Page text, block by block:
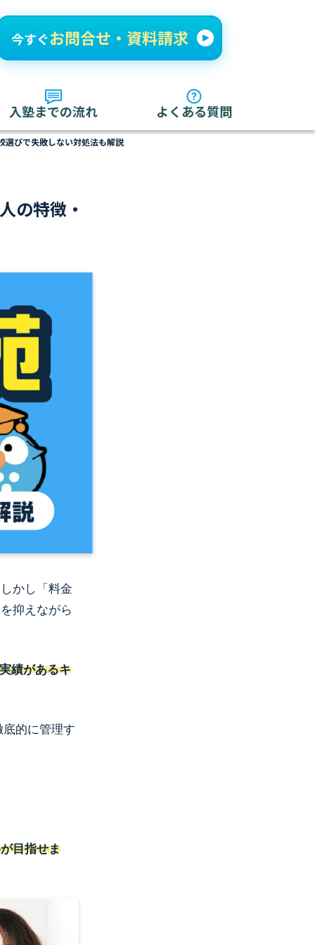
入塾までの流れ よくある質問
選びで失敗しない対処法も解説
の特徴・
かし「料金
抑えながら
績があるキ
的に管理す
目指せま